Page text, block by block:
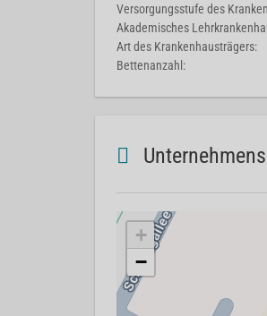
Versorgungsstufe des
Akademisches
Art des Krankenhausträgers:
Bettenanzahl:
+
−